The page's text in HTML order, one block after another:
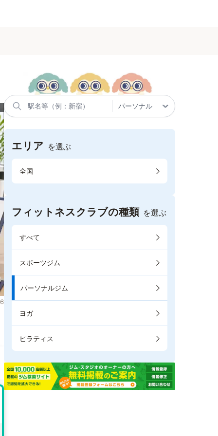
エリア を選ぶ
全国
フィットネスクラブの種類 を選ぶ
すべて
スポーツジム
パーソナルジム
ヨガ
ピラティス